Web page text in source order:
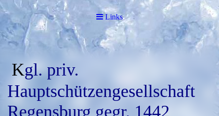
Links
Kgl. priv.
Hauptschützengesellschaft
Regensburg gegr. 1442